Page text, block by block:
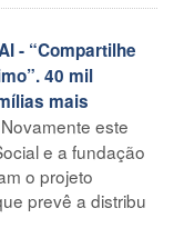
- “Compartilhe
40 mil
mais
este
e a fundação
o projeto
prevê a distribu